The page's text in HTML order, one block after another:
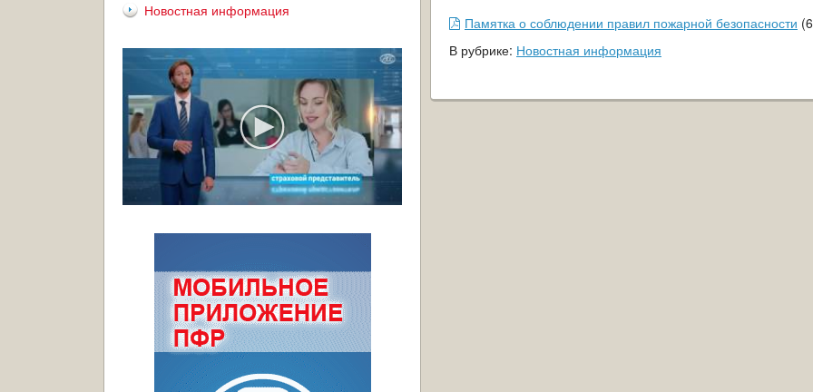
Новостная информация
Памятка о соблюдении правил пожарной безопасности (
В рубрике: Новостная информация